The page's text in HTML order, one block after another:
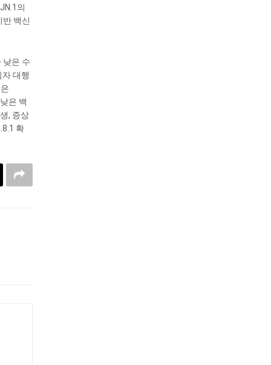
의
반 백신
낮은 수
대행
은 백
, 증상
확